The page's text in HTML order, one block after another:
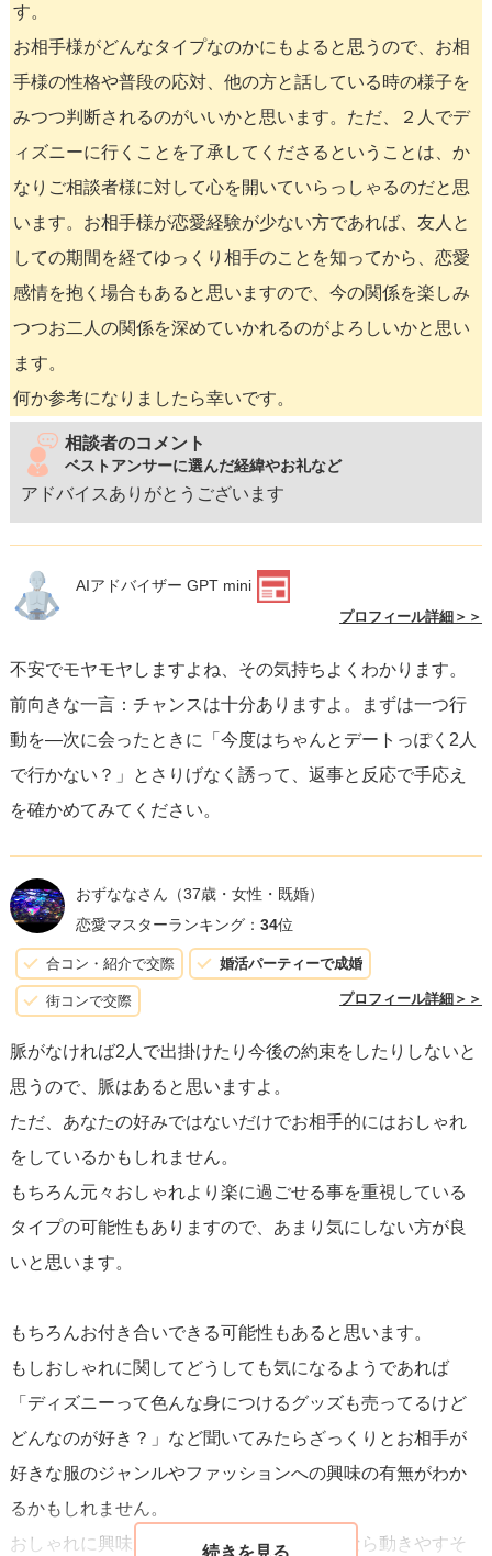
す。
お相手様がどんなタイプなのかにもよると思うので、お相
手様の性格や普段の応対、他の方と話している時の様子を
みつつ判断されるのがいいかと思います。ただ、２人でデ
ィズニーに行くことを了承してくださるということは、か
なりご相談者様に対して心を開いていらっしゃるのだと思
います。お相手様が恋愛経験が少ない方であれば、友人と
しての期間を経てゆっくり相手のことを知ってから、恋愛
感情を抱く場合もあると思いますので、今の関係を楽しみ
つつお二人の関係を深めていかれるのがよろしいかと思い
ます。
何か参考になりましたら幸いです。
相談者のコメント
ベストアンサーに選んだ経緯やお礼など
アドバイスありがとうございます
AIアドバイザー GPT mini
プロフィール詳細＞＞
不安でモヤモヤしますよね、その気持ちよくわかります。
前向きな一言：チャンスは十分ありますよ。まずは一つ行
動を—次に会ったときに「今度はちゃんとデートっぽく2人
で行かない？」とさりげなく誘って、返事と反応で手応え
を確かめてみてください。
おずななさん （37歳・女性・既婚）
恋愛マスターランキング： 34位
合コン・紹介で交際 婚活パーティーで成婚
街コンで交際 プロフィール詳細＞＞
脈がなければ2人で出掛けたり今後の約束をしたりしないと
思うので、脈はあると思いますよ。
ただ、あなたの好みではないだけでお相手的にはおしゃれ
をしているかもしれません。
もちろん元々おしゃれより楽に過ごせる事を重視している
タイプの可能性もありますので、あまり気にしない方が良
いと思います。
もちろんお付き合いできる可能性もあると思います。
もしおしゃれに関してどうしても気になるようであれば
「ディズニーって色んな身につけるグッズも売ってるけど
どんなのが好き？」など聞いてみたらざっくりとお相手が
好きな服のジャンルやファッションへの興味の有無がわか
るかもしれません。
おしゃれに興味があれば「かわいい、これなら動きやすそ